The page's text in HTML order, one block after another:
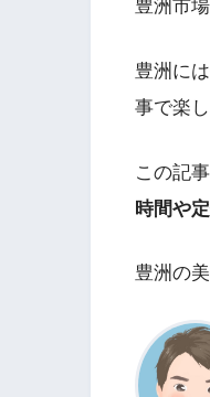
豊洲市
豊洲に
事で楽
この記事
時間や
豊洲の